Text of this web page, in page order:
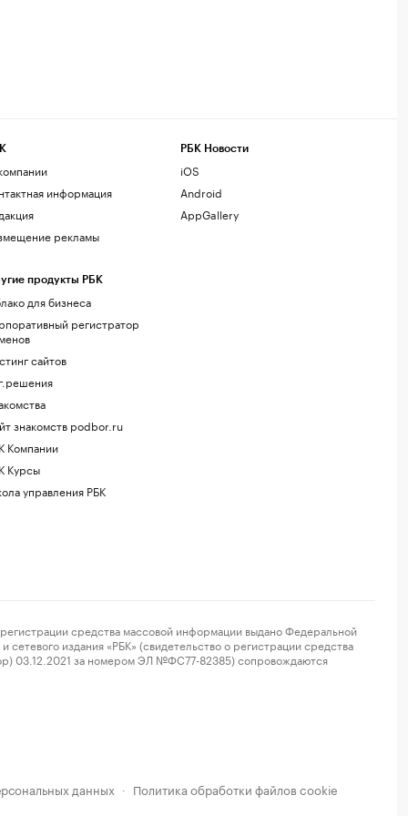
информация
рекламы
продукты РБК
для бизнеса
регистратор
сайтов
знакомств podbor.ru
Компании
Курсы
управления РБК
РБК Новости
iOS
Android
AppGallery
средства массовой информации выдано Федеральной
издания «РБК» (свидетельство о регистрации средства
03.12.2021 за номером ЭЛ №ФС77-82385) сопровождаются
данных · Политика обработки файлов cookie